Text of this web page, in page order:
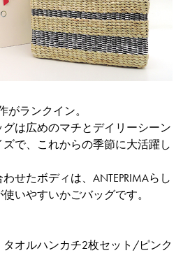
がランクイン。
は広めのマチとデイリーシーン
で、これからの季節に大活躍し
せたボディは、ANTEPRIMAらし
いやすいかごバッグです。
タオルハンカチ2枚セット/ピンク